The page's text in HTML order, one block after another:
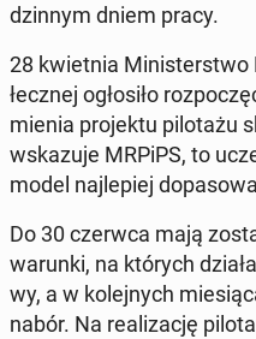
dzin­nym dniem pracy.
28 kwiet­nia Mi­ni­ster­stwo
łecz­nej ogło­si­ło
mie­nia pro­jek­tu pi­lo­ta­żu
wska­zu­je MRPiPS, to
model naj­le­piej
Do 30 czerwca mają
warunki, na których
wy, a w ko­lej­nych
nabór. Na re­ali­za­cję